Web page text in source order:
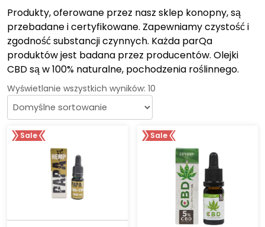
Produkty, oferowane przez nasz sklep konopny, są
przebadane i certyfikowane. Zapewniamy czystość i
zgodność substancji czynnych. Każda parQa
produktów jest badana przez producentów. Olejki
CBD są w 100% naturalne, pochodzenia roślinnego.
Wyświetlanie wszystkich wyników: 10
Sale Sale